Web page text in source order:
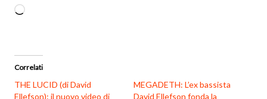
Caricamento
Correlati
THE LUCID (di David
Ellefson): il nuovo video di
MEGADETH: L’ex bassista
David Ellefson fonda la